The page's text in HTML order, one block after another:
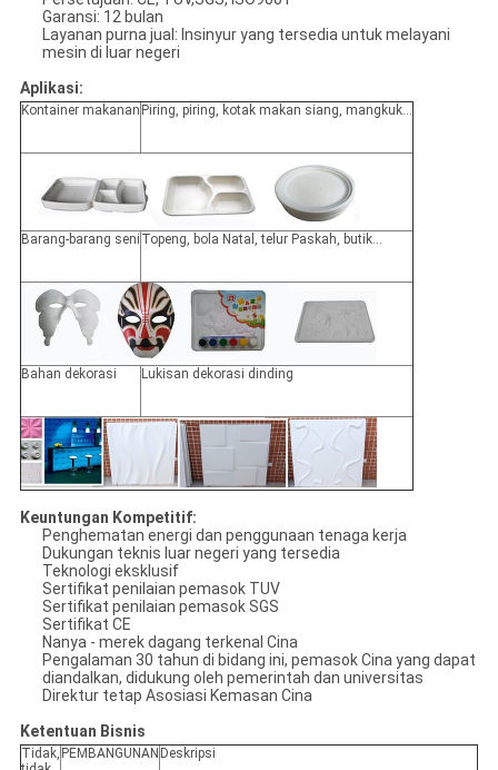
Garansi: 12 bulan
Layanan purna jual: Insinyur yang tersedia untuk melayani
mesin di luar negeri
Aplikasi:
Kontainer makanan Piring, piring, kotak makan siang, mangkuk...
Barang-barang seni Topeng, bola Natal, telur Paskah, butik...
Bahan dekorasi Lukisan dekorasi dinding
Keuntungan Kompetitif:
Penghematan energi dan penggunaan tenaga kerja
Dukungan teknis luar negeri yang tersedia
Teknologi eksklusif
Sertifikat penilaian pemasok TUV
Sertifikat penilaian pemasok SGS
Sertifikat CE
Nanya - merek dagang terkenal Cina
Pengalaman 30 tahun di bidang ini, pemasok Cina yang dapat
diandalkan, didukung oleh pemerintah dan universitas
Direktur tetap Asosiasi Kemasan Cina
Ketentuan Bisnis
Tidak, PEMBANGUNAN Deskripsi